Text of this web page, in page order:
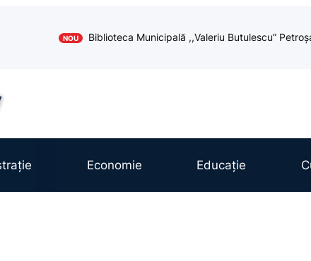
NOU Biblioteca Municipală ,,Valeriu Butulescu”
Economie Educație